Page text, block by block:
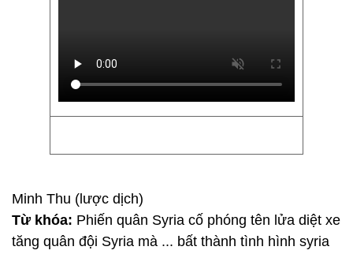
Minh Thu (lược dịch)
Từ khóa: Phiến quân Syria cố phóng tên lửa diệt xe
tăng quân đội Syria mà ... bất thành tình hình syria